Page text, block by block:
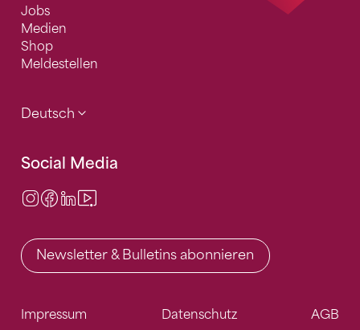
Jobs
Medien
Shop
Meldestellen
Deutsch
Social Media
Instagram
Facebook
LinkedIn
Newsletter & Bulletins abonnieren
Impressum Datenschutz AGB